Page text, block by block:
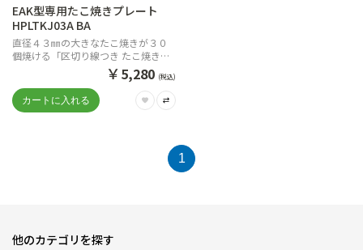
EAK型専用たこ焼きプレート
HPLTKJ03A BA
直径４３㎜の大きなたこ焼きが３０
個焼ける「区切り線つき たこ焼きプ
￥5,280 (税込)
1
他のカテゴリを探す